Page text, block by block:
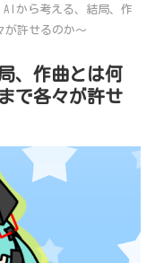
AIから考える、結局、作
許せるのか〜
、作曲とは何
で各々が許せ